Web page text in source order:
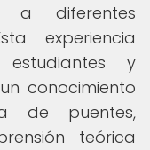
a diferentes
experiencia
y
conocimiento
de puentes,
teórica